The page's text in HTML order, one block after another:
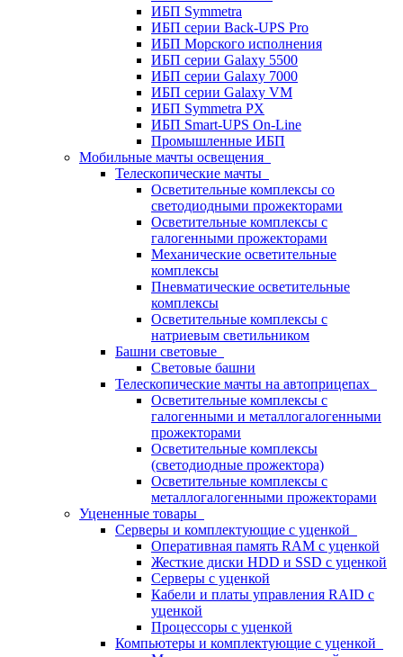
ИБП Symmetra
ИБП серии Back-UPS Pro
ИБП Морского исполнения
ИБП серии Galaxy 5500
ИБП серии Galaxy 7000
ИБП серии Galaxy VM
ИБП Symmetra PX
ИБП Smart-UPS On-Line
Промышленные ИБП
Мобильные мачты освещения
Телескопические мачты
Осветительные комплексы со
светодиодными прожекторами
Осветительные комплексы с
галогенными прожекторами
Механические осветительные
комплексы
Пневматические осветительные
комплексы
Осветительные комплексы с
натриевым светильником
Башни световые
Световые башни
Телескопические мачты на автоприцепах
Осветительные комплексы с
галогенными и металлогалогенными
прожекторами
Осветительные комплексы
(светодиодные прожектора)
Осветительные комплексы с
металлогалогенными прожекторами
Уцененные товары
Серверы и комплектующие с уценкой
Оперативная память RAM с уценкой
Жесткие диски HDD и SSD с уценкой
Серверы с уценкой
Кабели и платы управления RAID с
уценкой
Процессоры с уценкой
Компьютеры и комплектующие с уценкой